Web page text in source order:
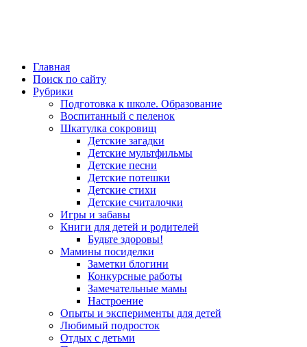
Главная
Поиск по сайту
Рубрики
Подготовка к школе. Образование
Воспитанный с пеленок
Шкатулка сокровищ
Детские загадки
Детские мультфильмы
Детские песни
Детские потешки
Детские стихи
Детские считалочки
Игры и забавы
Книги для детей и родителей
Будьте здоровы!
Мамины посиделки
Заметки блогини
Конкурсные работы
Замечательные мамы
Настроение
Опыты и эксперименты для детей
Любимый подросток
Отдых с детьми